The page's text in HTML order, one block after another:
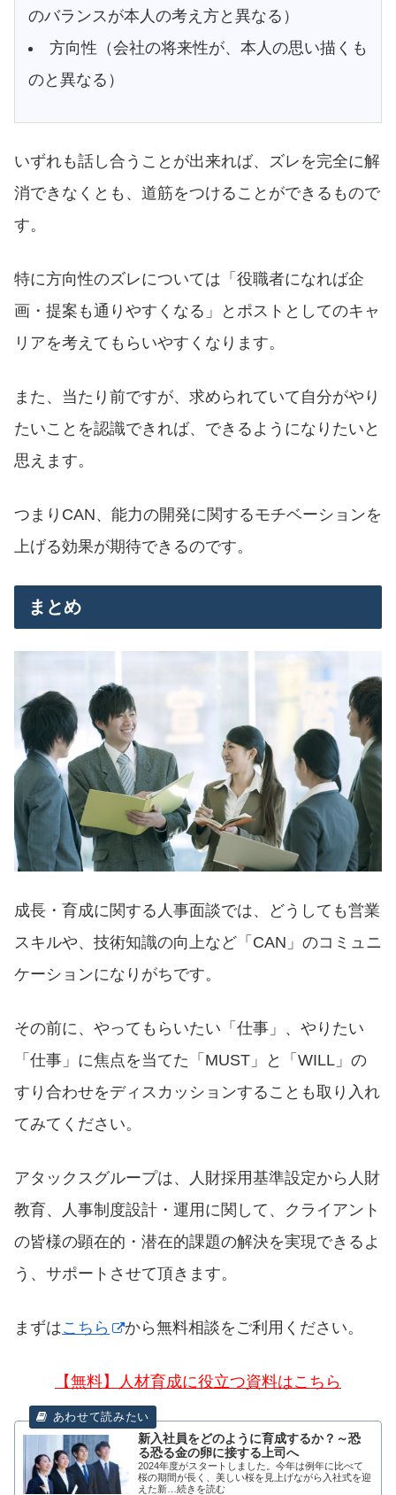
のバランスが本人の考え方と異なる）
方向性（会社の将来性が、本人の思い描くも
のと異なる）
いずれも話し合うことが出来れば、ズレを完全に解
消できなくとも、道筋をつけることができるもので
す。
特に方向性のズレについては「役職者になれば企
画・提案も通りやすくなる」とポストとしてのキャ
リアを考えてもらいやすくなります。
また、当たり前ですが、求められていて自分がやり
たいことを認識できれば、できるようになりたいと
思えます。
つまりCAN、能力の開発に関するモチベーションを
上げる効果が期待できるのです。
まとめ
成長・育成に関する人事面談では、どうしても営業
スキルや、技術知識の向上など「CAN」のコミュニ
ケーションになりがちです。
その前に、やってもらいたい「仕事」、やりたい
「仕事」に焦点を当てた「MUST」と「WILL」の
すり合わせをディスカッションすることも取り入れ
てみてください。
アタックスグループは、人財採用基準設定から人財
教育、人事制度設計・運用に関して、クライアント
の皆様の顕在的・潜在的課題の解決を実現できるよ
う、サポートさせて頂きます。
まずはこちら から無料相談をご利用ください。
【無料】人材育成に役立つ資料はこちら
新入社員をどのように育成するか？～恐
る恐る金の卵に接する上司へ
2024年度がスタートしました。今年は例年に比べて
桜の期間が長く、美しい桜を見上げながら入社式を迎
えた新…続きを読む